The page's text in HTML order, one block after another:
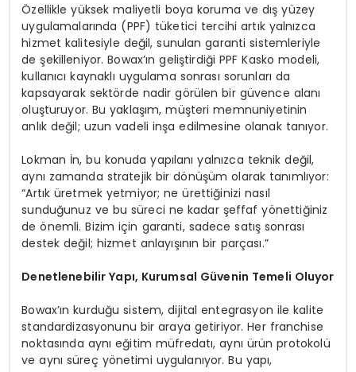
Özellikle yüksek maliyetli boya koruma ve dış yüzey
uygulamalarında (PPF) tüketici tercihi artık yalnızca
hizmet kalitesiyle değil, sunulan garanti sistemleriyle
de şekilleniyor. Bowax’ın geliştirdiği PPF Kasko modeli,
kullanıcı kaynaklı uygulama sonrası sorunları da
kapsayarak sektörde nadir görülen bir güvence alanı
oluşturuyor. Bu yaklaşım, müşteri memnuniyetinin
anlık değil; uzun vadeli inşa edilmesine olanak tanıyor.
Lokman İn, bu konuda yapılanı yalnızca teknik değil,
aynı zamanda stratejik bir dönüşüm olarak tanımlıyor:
“Artık üretmek yetmiyor; ne ürettiğinizi nasıl
sunduğunuz ve bu süreci ne kadar şeffaf yönettiğiniz
de önemli. Bizim için garanti, sadece satış sonrası
destek değil; hizmet anlayışının bir parçası.”
Denetlenebilir Yapı, Kurumsal Güvenin Temeli Oluyor
Bowax’ın kurduğu sistem, dijital entegrasyon ile kalite
standardizasyonunu bir araya getiriyor. Her franchise
noktasında aynı eğitim müfredatı, aynı ürün protokolü
ve aynı süreç yönetimi uygulanıyor. Bu yapı,